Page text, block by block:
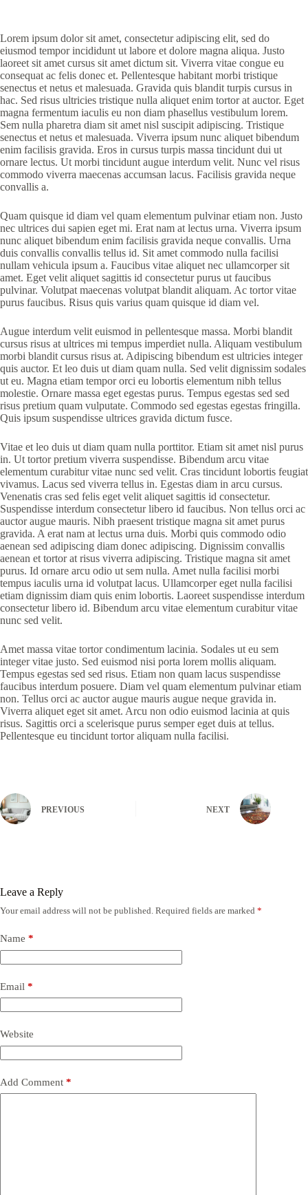
Lorem ipsum dolor sit amet, consectetur adipiscing elit, sed do
eiusmod tempor incididunt ut labore et dolore magna aliqua. Justo
laoreet sit amet cursus sit amet dictum sit. Viverra vitae congue eu
consequat ac felis donec et. Pellentesque habitant morbi tristique
senectus et netus et malesuada. Gravida quis blandit turpis cursus in
hac. Sed risus ultricies tristique nulla aliquet enim tortor at auctor. Eget
magna fermentum iaculis eu non diam phasellus vestibulum lorem.
Sem nulla pharetra diam sit amet nisl suscipit adipiscing. Tristique
senectus et netus et malesuada. Viverra ipsum nunc aliquet bibendum
enim facilisis gravida. Eros in cursus turpis massa tincidunt dui ut
ornare lectus. Ut morbi tincidunt augue interdum velit. Nunc vel risus
commodo viverra maecenas accumsan lacus. Facilisis gravida neque
convallis a.
Quam quisque id diam vel quam elementum pulvinar etiam non. Justo
nec ultrices dui sapien eget mi. Erat nam at lectus urna. Viverra ipsum
nunc aliquet bibendum enim facilisis gravida neque convallis. Urna
duis convallis convallis tellus id. Sit amet commodo nulla facilisi
nullam vehicula ipsum a. Faucibus vitae aliquet nec ullamcorper sit
amet. Eget velit aliquet sagittis id consectetur purus ut faucibus
pulvinar. Volutpat maecenas volutpat blandit aliquam. Ac tortor vitae
purus faucibus. Risus quis varius quam quisque id diam vel.
Augue interdum velit euismod in pellentesque massa. Morbi blandit
cursus risus at ultrices mi tempus imperdiet nulla. Aliquam vestibulum
morbi blandit cursus risus at. Adipiscing bibendum est ultricies integer
quis auctor. Et leo duis ut diam quam nulla. Sed velit dignissim sodales
ut eu. Magna etiam tempor orci eu lobortis elementum nibh tellus
molestie. Ornare massa eget egestas purus. Tempus egestas sed sed
risus pretium quam vulputate. Commodo sed egestas egestas fringilla.
Quis ipsum suspendisse ultrices gravida dictum fusce.
Vitae et leo duis ut diam quam nulla porttitor. Etiam sit amet nisl purus
in. Ut tortor pretium viverra suspendisse. Bibendum arcu vitae
elementum curabitur vitae nunc sed velit. Cras tincidunt lobortis feugiat
vivamus. Lacus sed viverra tellus in. Egestas diam in arcu cursus.
Venenatis cras sed felis eget velit aliquet sagittis id consectetur.
Suspendisse interdum consectetur libero id faucibus. Non tellus orci ac
auctor augue mauris. Nibh praesent tristique magna sit amet purus
gravida. A erat nam at lectus urna duis. Morbi quis commodo odio
aenean sed adipiscing diam donec adipiscing. Dignissim convallis
aenean et tortor at risus viverra adipiscing. Tristique magna sit amet
purus. Id ornare arcu odio ut sem nulla. Amet nulla facilisi morbi
tempus iaculis urna id volutpat lacus. Ullamcorper eget nulla facilisi
etiam dignissim diam quis enim lobortis. Laoreet suspendisse interdum
consectetur libero id. Bibendum arcu vitae elementum curabitur vitae
nunc sed velit.
Amet massa vitae tortor condimentum lacinia. Sodales ut eu sem
integer vitae justo. Sed euismod nisi porta lorem mollis aliquam.
Tempus egestas sed sed risus. Etiam non quam lacus suspendisse
faucibus interdum posuere. Diam vel quam elementum pulvinar etiam
non. Tellus orci ac auctor augue mauris augue neque gravida in.
Viverra aliquet eget sit amet. Arcu non odio euismod lacinia at quis
risus. Sagittis orci a scelerisque purus semper eget duis at tellus.
Pellentesque eu tincidunt tortor aliquam nulla facilisi.
PREVIOUS NEXT
Leave a Reply
Your email address will not be published. Required fields are marked *
Name *
Email *
Website
Add Comment *